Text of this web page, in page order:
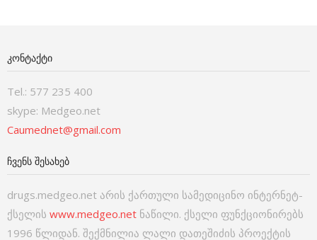
ᲙᲝᲜᲢᲐᲥᲢᲘ
Tel.: 577 235 400
skype: Medgeo.net
Caumednet@gmail.com
ᲩᲕᲔᲜᲡ ᲨᲔᲡᲐᲮᲔᲑ
drugs.medgeo.net არის ქართული სამედიცინო ინტერნეტ-
ქსელის www.medgeo.net ნაწილი. ქსელი ფუნქციონირებს
1996 წლიდან. შექმნილია ლალი დათეშიძის პროექტის